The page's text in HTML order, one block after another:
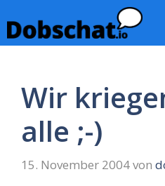
Inhalt
springen
Wir
alle ;-)
15. November 2004von